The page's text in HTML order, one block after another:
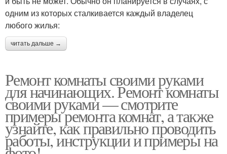
одним из которых сталкивается каждый владелец
любого жилья:
читать дальше →
Ремонт комнаты своими руками
для начинающих. Ремонт комнаты
своими руками — смотрите
примеры ремонта комнат, а также
узнайте, как правильно проводить
работы, инструкции и примеры на